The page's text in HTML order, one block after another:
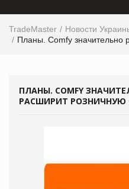
TradeMaster
Новости
Планы. Comfy значительно
ПЛАНЫ. COMFY
РАСШИРИТ РОЗНИЧНУЮ